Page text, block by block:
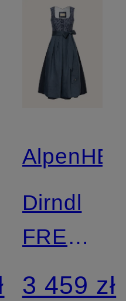
Dirndl
z lnu
3 459 zł